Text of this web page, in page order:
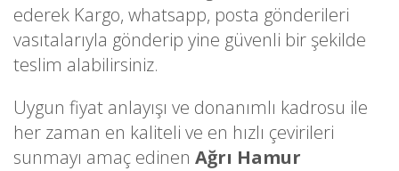
ederek Kargo, whatsapp, posta gönderileri
vasıtalarıyla gönderip yine güvenli bir şekilde
teslim alabilirsiniz.
Uygun fiyat anlayışı ve donanımlı kadrosu ile
her zaman en kaliteli ve en hızlı çevirileri
sunmayı amaç edinen Ağrı Hamur